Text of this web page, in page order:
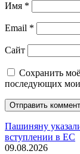
Имя *
Email *
Сайт
Сохранить
последующих
Пашиняну
вступлении в ЕС
09.08.2026